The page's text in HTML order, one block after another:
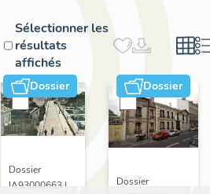
Sélectionner les
résultats
affichés
Dossier
Dossier
IA93000663 |
Dossier
Dossier